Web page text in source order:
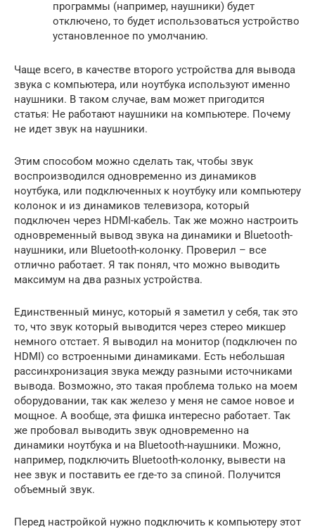
программы (например, наушники) будет
отключено, то будет использоваться устройство
установленное по умолчанию.
Чаще всего, в качестве второго устройства для вывода
звука с компьютера, или ноутбука используют именно
наушники. В таком случае, вам может пригодится
статья: Не работают наушники на компьютере. Почему
не идет звук на наушники.
Этим способом можно сделать так, чтобы звук
воспроизводился одновременно из динамиков
ноутбука, или подключенных к ноутбуку или компьютеру
колонок и из динамиков телевизора, который
подключен через HDMI-кабель. Так же можно настроить
одновременный вывод звука на динамики и Bluetooth-
наушники, или Bluetooth-колонку. Проверил – все
отлично работает. Я так понял, что можно выводить
максимум на два разных устройства.
Единственный минус, который я заметил у себя, так это
то, что звук который выводится через стерео микшер
немного отстает. Я выводил на монитор (подключен по
HDMI) со встроенными динамиками. Есть небольшая
рассинхронизация звука между разными источниками
вывода. Возможно, это такая проблема только на моем
оборудовании, так как железо у меня не самое новое и
мощное. А вообще, эта фишка интересно работает. Так
же пробовал выводить звук одновременно на
динамики ноутбука и на Bluetooth-наушники. Можно,
например, подключить Bluetooth-колонку, вывести на
нее звук и поставить ее где-то за спиной. Получится
объемный звук.
Перед настройкой нужно подключить к компьютеру этот